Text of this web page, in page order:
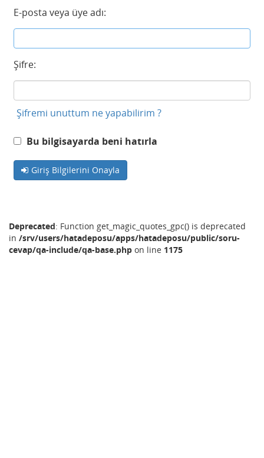
E-posta veya üye adı:
Şifre:
Şifremi unuttum ne yapabilirim ?
Bu bilgisayarda beni hatırla
Giriş Bilgilerini Onayla
Deprecated: Function get_magic_quotes_gpc() is deprecated
in /srv/users/hatadeposu/apps/hatadeposu/public/soru-
cevap/qa-include/qa-base.php on line 1175